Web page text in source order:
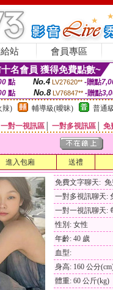
站 會員專區
名會員 獲得免費點數~
點 No.4 LV27620** -贈點
點 No.8 LV76847** -贈點
辣) 輔導級(曖昧) 普通
一對一視訊區 一對多視訊區 免
進入包廂 送禮
免費文字聊天:
一對多視訊聊天:
一對一視訊聊天:
性別: 女性
年齡: 40 歲
血型:
身高: 160 公分
體重: 60 公斤(kg)